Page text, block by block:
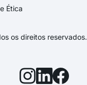
Ética
os direitos reservados.